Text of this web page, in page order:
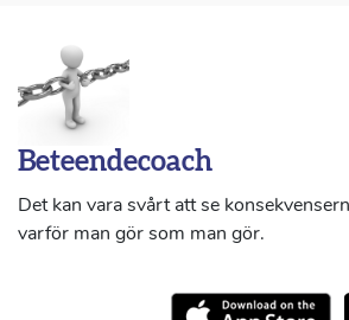
Beteendecoach
Det kan vara svårt att se
varför man gör som man gör.